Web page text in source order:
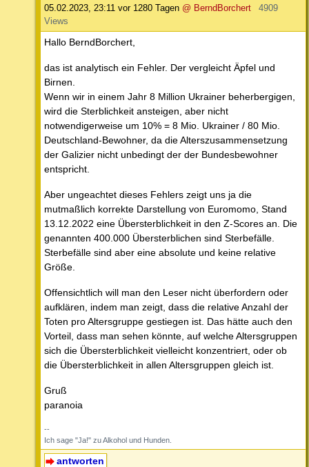
05.02.2023, 23:11 vor 1280 Tagen @ BerndBorchert
4909
Views
Hallo BerndBorchert,
das ist analytisch ein Fehler. Der vergleicht Äpfel und
Birnen.
Wenn wir in einem Jahr 8 Million Ukrainer beherbergigen,
wird die Sterblichkeit ansteigen, aber nicht
notwendigerweise um 10% = 8 Mio. Ukrainer / 80 Mio.
Deutschland-Bewohner, da die Alterszusammensetzung
der Galizier nicht unbedingt der der Bundesbewohner
entspricht.
Aber ungeachtet dieses Fehlers zeigt uns ja die
mutmaßlich korrekte Darstellung von Euromomo, Stand
13.12.2022 eine Übersterblichkeit in den Z-Scores an. Die
genannten 400.000 Übersterblichen sind Sterbefälle.
Sterbefälle sind aber eine absolute und keine relative
Größe.
Offensichtlich will man den Leser nicht überfordern oder
aufklären, indem man zeigt, dass die relative Anzahl der
Toten pro Altersgruppe gestiegen ist. Das hätte auch den
Vorteil, dass man sehen könnte, auf welche Altersgruppen
sich die Übersterblichkeit vielleicht konzentriert, oder ob
die Übersterblichkeit in allen Altersgruppen gleich ist.
Gruß
paranoia
--
Ich sage "Ja!" zu Alkohol und Hunden.
antworten